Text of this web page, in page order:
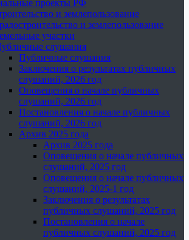
проекты РФ
и землепользование
и землепользование
участки
слушания
Публичные слушания
Заключения о результатах публичных
слушаний, 2026 год
Оповещения о начале публичных
слушаний, 2026 год
Постановления о начале публичных
слушаний, 2026 год
Архив 2025 года
Архив 2025 года
Оповещения о начале публичных
слушаний, 2025 год
Оповещения о начале публичных
слушаний, 2025-1 год
Заключения о результатах
публичных слушаний, 2025 год
Постановления о начале
публичных слушаний, 2025 год